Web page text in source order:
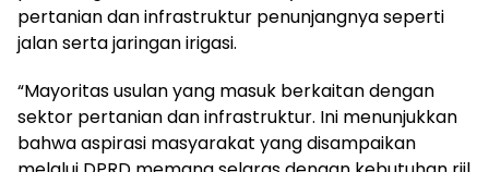
pertanian dan infrastruktur penunjangnya seperti
jalan serta jaringan irigasi.
“Mayoritas usulan yang masuk berkaitan dengan
sektor pertanian dan infrastruktur. Ini menunjukkan
bahwa aspirasi masyarakat yang disampaikan